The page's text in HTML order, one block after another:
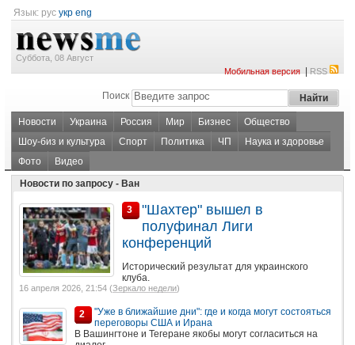
Язык: рус укр eng
Суббота, 08 Август
Мобильная версия|RSS
Поиск
Новости Украина Россия Мир Бизнес
Общество
Шоу-биз и культура
Спорт Политика ЧП
Наука и здоровье
Фото
Видео
Новости по запросу - Ван
3
"Шахтер" вышел в
полуфинал Лиги
конференций
Исторический результат для украинского
клуба.
16 апреля 2026, 21:54 (Зеркало недели)
2
"Уже в ближайшие дни": где и когда могут состояться
переговоры США и Ирана
В Вашингтоне и Тегеране якобы могут согласиться на